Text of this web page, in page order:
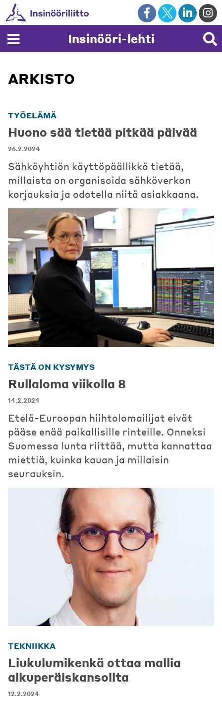
Skip
to
content
Insinööri-lehti
ARKISTO
TYÖELÄMÄ
Huono sää tietää pitkää päivää
26.2.2024
Sähköyhtiön käyttöpäällikkö tietää,
millaista on organisoida sähköverkon
korjauksia ja odotella niitä asiakkaana.
TÄSTÄ ON KYSYMYS
Rullaloma viikolla 8
14.2.2024
Etelä-Euroopan hiihtolomailijat eivät
pääse enää paikallisille rinteille. Onneksi
Suomessa lunta riittää, mutta kannattaa
miettiä, kuinka kauan ja millaisin
seurauksin.
TEKNIIKKA
Liukulumikenkä ottaa mallia
alkuperäiskansoilta
12.2.2024